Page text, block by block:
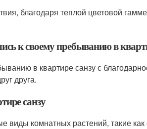
благодаря теплой цветовой
к своему пребыванию в
в квартире санзу с
друга.
санзу
виды комнатных растений, такие